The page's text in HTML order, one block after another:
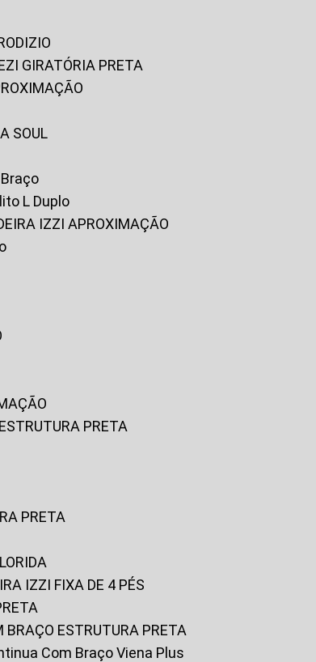
GIRATÓRIA PRETA
SOUL
L Duplo
IZZI APROXIMAÇÃO
PRETA
PRETA
IZZI FIXA DE 4 PÉS
BRAÇO ESTRUTURA PRETA
Com Braço Viena Plus